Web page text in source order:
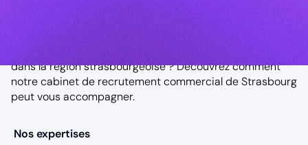
dans la région strasbourgeoise ? Découvrez comment
notrecabinet de recrutement commercial de Strasbourg
peut vous accompagner.
Nos expertises